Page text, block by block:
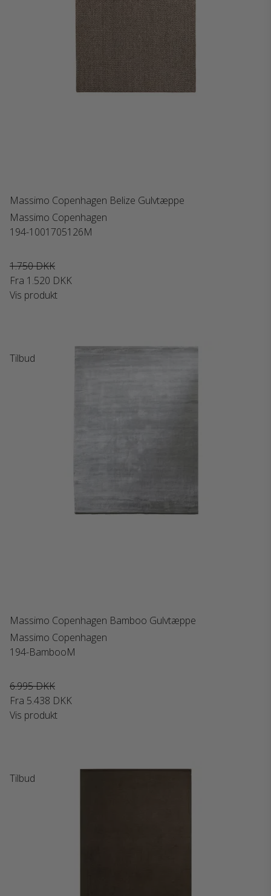
Massimo Copenhagen Belize Gulvtæppe
Massimo Copenhagen
194-1001705126M
1.750 DKK
Fra 1.520 DKK
Vis produkt
Tilbud
Massimo Copenhagen Bamboo Gulvtæppe
Massimo Copenhagen
194-BambooM
6.995 DKK
Fra 5.438 DKK
Vis produkt
Tilbud